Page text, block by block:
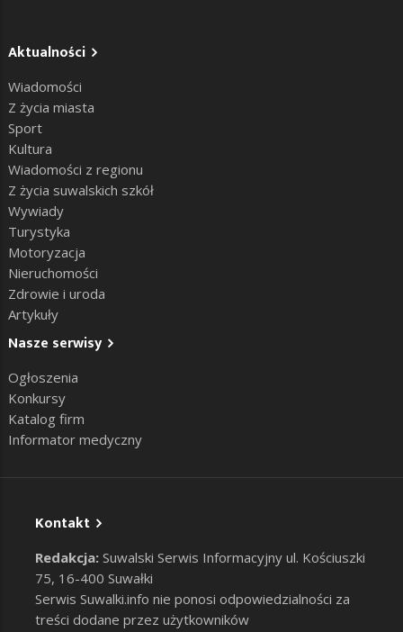
Aktualności
Wiadomości
Z życia miasta
Sport
Kultura
Wiadomości z regionu
Z życia suwalskich szkół
Wywiady
Turystyka
Motoryzacja
Nieruchomości
Zdrowie i uroda
Artykuły
Nasze serwisy
Ogłoszenia
Konkursy
Katalog firm
Informator medyczny
Kontakt
Redakcja: Suwalski Serwis Informacyjny ul. Kościuszki
75, 16-400 Suwałki
Serwis Suwalki.info nie ponosi odpowiedzialności za
treści dodane przez użytkowników